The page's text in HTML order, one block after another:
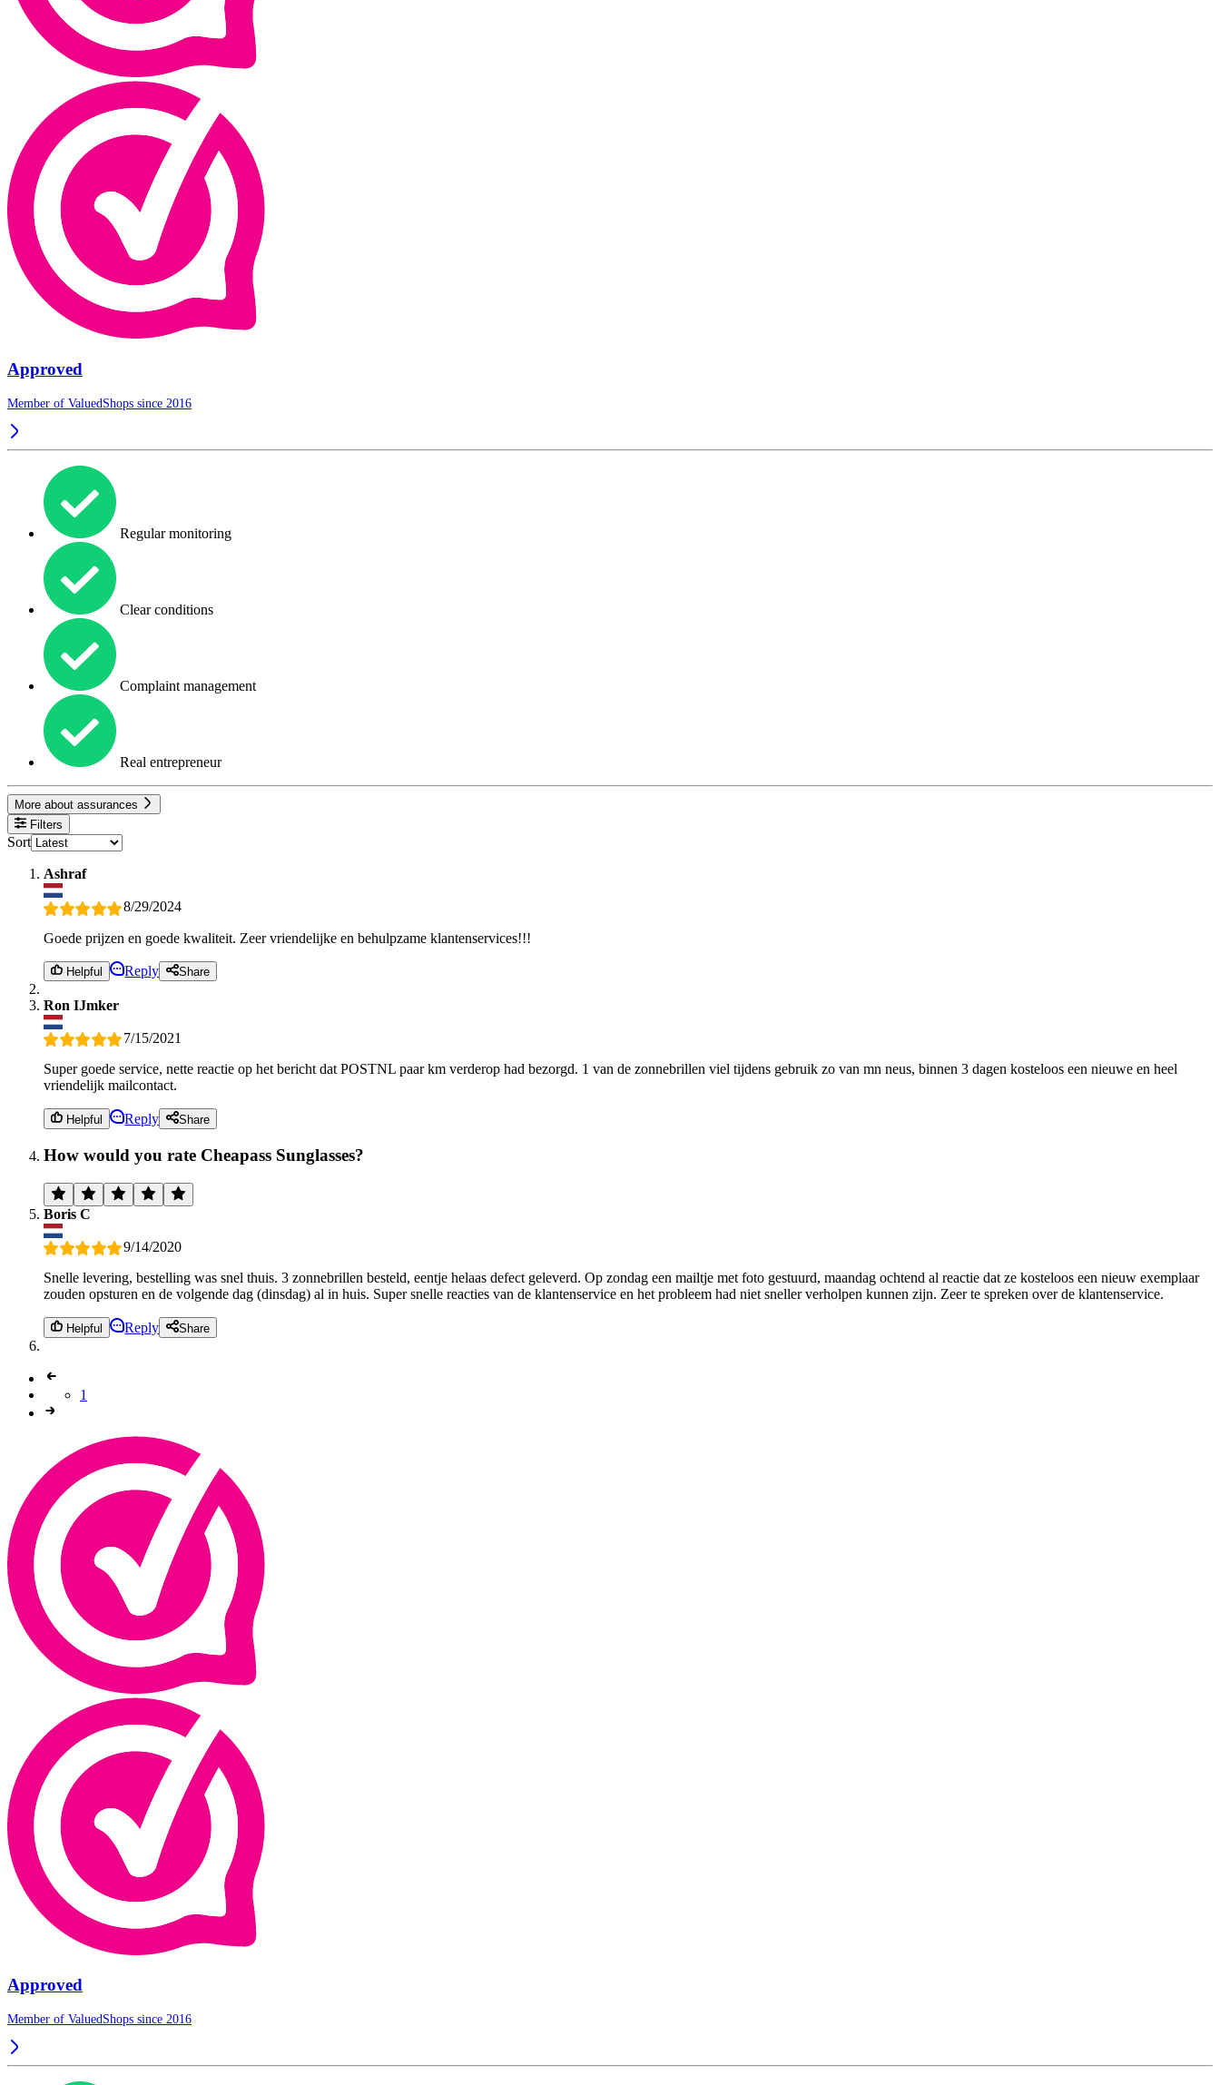
Approved
Member of ValuedShops since 2016
Regular monitoring
Clear conditions
Complaint management
Real entrepreneur
More about assurances
Filters
Sort
Ashraf
8/29/2024
Goede prijzen en goede kwaliteit. Zeer vriendelijke en behulpzame klantenservices!!!
Helpful Reply Share
Ron IJmker
7/15/2021
Super goede service, nette reactie op het bericht dat POSTNL paar km verderop had bezorgd. 1 van de zonnebrillen viel tijdens gebruik zo van mn neus, binnen 3 dagen kosteloos een nieuwe en heel
vriendelijk mailcontact.
Helpful Reply Share
How would you rate Cheapass Sunglasses?
Boris C
9/14/2020
Snelle levering, bestelling was snel thuis. 3 zonnebrillen besteld, eentje helaas defect geleverd. Op zondag een mailtje met foto gestuurd, maandag ochtend al reactie dat ze kosteloos een nieuw exemplaar
zouden opsturen en de volgende dag (dinsdag) al in huis. Super snelle reacties van de klantenservice en het probleem had niet sneller verholpen kunnen zijn. Zeer te spreken over de klantenservice.
Helpful Reply Share
1
Approved
Member of ValuedShops since 2016